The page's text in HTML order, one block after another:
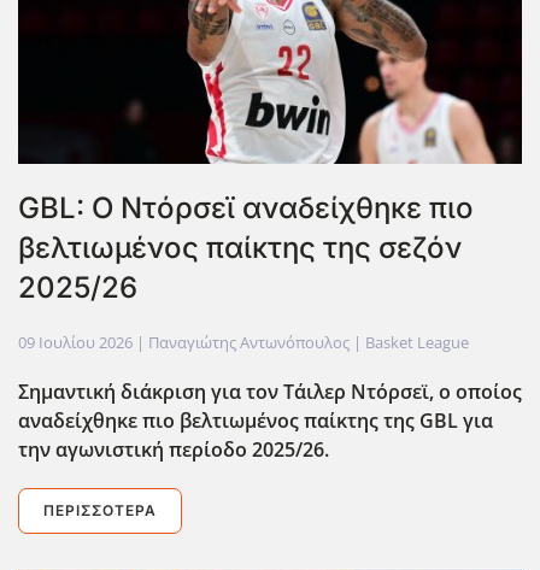
GBL: Ο Ντόρσεϊ αναδείχθηκε πιο
βελτιωμένος παίκτης της σεζόν
2025/26
09 Ιουλίου 2026 | Παναγιώτης Αντωνόπουλος | Basket League
Σημαντική διάκριση για τον Τάιλερ Ντόρσεϊ, ο οποίος
αναδείχθηκε πιο βελτιωμένος παίκτης της GBL για
την αγωνιστική περίοδο 2025/26.
ΠΕΡΙΣΣΌΤΕΡΑ